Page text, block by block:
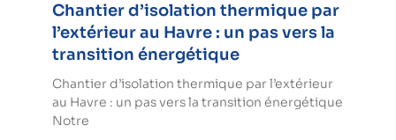
Chantier d’isolation thermique par
l’extérieur au Havre : un pas vers la
transition énergétique
Chantier d’isolation thermique par l’extérieur
au Havre : un pas vers la transition énergétique
Notre